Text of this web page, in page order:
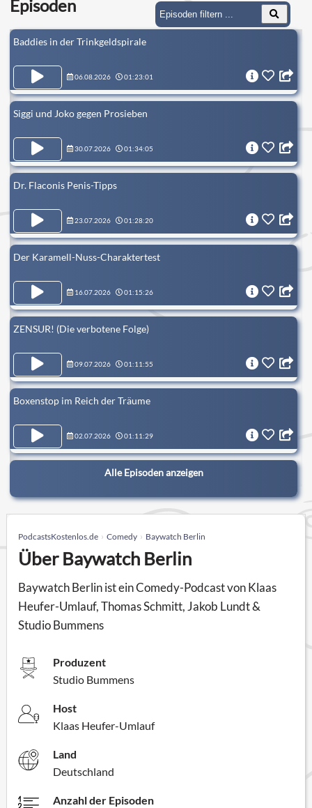
Episoden
Baddies in der Trinkgeldspirale
06.08.2026 01:23:01
Siggi und Joko gegen Prosieben
30.07.2026 01:34:05
Dr. Flaconis Penis-Tipps
23.07.2026 01:28:20
Der Karamell-Nuss-Charaktertest
16.07.2026 01:15:26
ZENSUR! (Die verbotene Folge)
09.07.2026 01:11:55
Boxenstop im Reich der Träume
02.07.2026 01:11:29
Alle Episoden anzeigen
PodcastsKostenlos.de Comedy Baywatch Berlin
Über Baywatch Berlin
Baywatch Berlin ist ein Comedy-Podcast von Klaas
Heufer-Umlauf, Thomas Schmitt, Jakob Lundt &
Studio Bummens
Produzent
Studio Bummens
Host
Klaas Heufer-Umlauf
Land
Deutschland
Anzahl der Episoden